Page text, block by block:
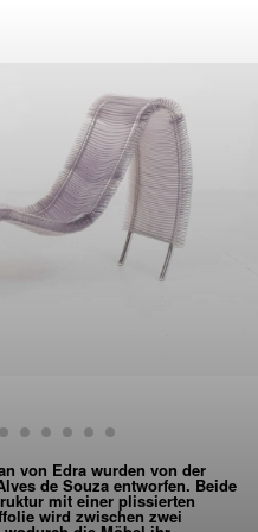
von Edra wurden von der
de Souza entworfen. Beide
mit einer plissierten
wird zwischen zwei